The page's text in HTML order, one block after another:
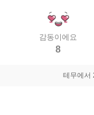
감동이에요
8
테무에서